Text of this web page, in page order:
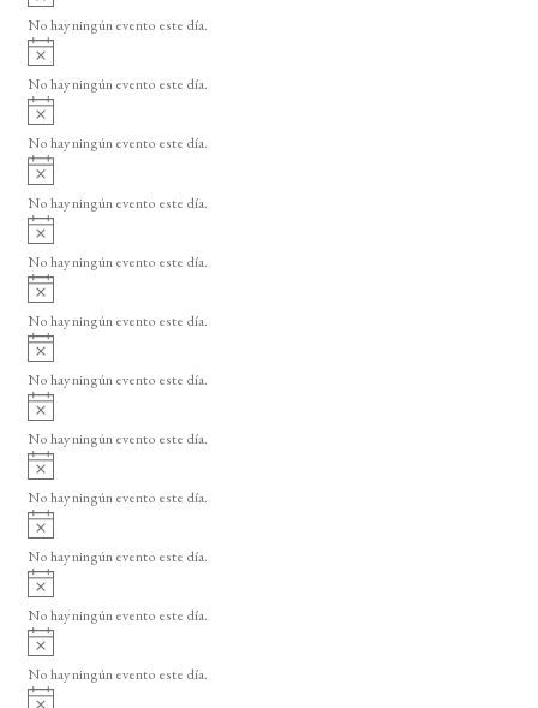
o
v
i
o
No hay ningún evento este día.
A
v
i
o
No hay ningún evento este día.
A
v
i
o
No hay ningún evento este día.
A
v
i
o
No hay ningún evento este día.
A
v
i
o
No hay ningún evento este día.
A
v
i
o
No hay ningún evento este día.
A
v
i
o
No hay ningún evento este día.
A
v
i
o
No hay ningún evento este día.
A
v
i
o
No hay ningún evento este día.
A
v
i
o
No hay ningún evento este día.
A
v
i
o
No hay ningún evento este día.
A
v
i
No hay ningún evento este día.
A